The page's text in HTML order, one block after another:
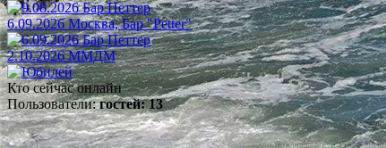
6.09.2026 Москва, Бар "Petter"
2.10.2026 ММДМ
Кто сейчас онлайн
Пользователи:гостей: 13